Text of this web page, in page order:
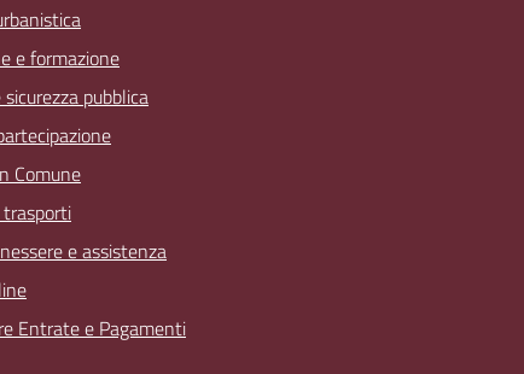
e formazione
sicurezza pubblica
Comune
e assistenza
Entrate e Pagamenti